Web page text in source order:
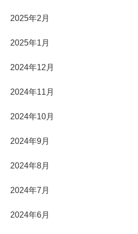
2025年2月
2025年1月
2024年12月
2024年11月
2024年10月
2024年9月
2024年8月
2024年7月
2024年6月